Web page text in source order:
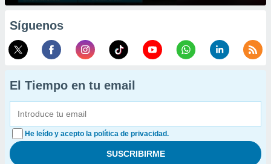
Síguenos
El Tiempo en tu email
He leído y acepto la política de privacidad.